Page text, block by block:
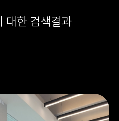
대한 검색결과